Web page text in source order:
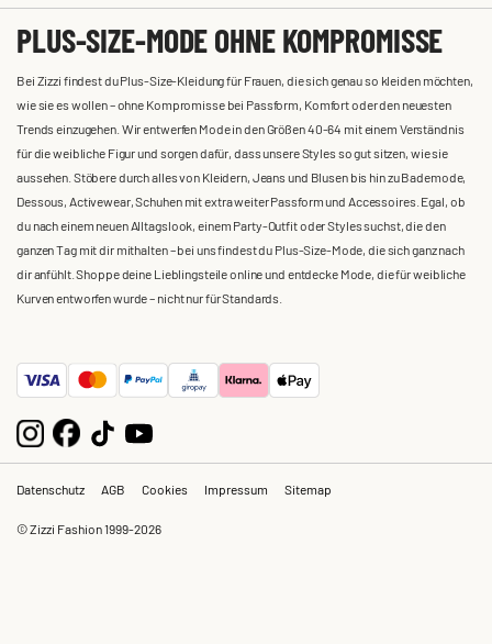
PLUS-SIZE-MODE OHNE KOMPROMISSE
Bei Zizzi findest du Plus-Size-Kleidung für Frauen, die sich genau so kleiden möchten,
wie sie es wollen – ohne Kompromisse bei Passform, Komfort oder den neuesten
Trends einzugehen. Wir entwerfen Mode in den Größen 40-64 mit einem Verständnis
für die weibliche Figur und sorgen dafür, dass unsere Styles so gut sitzen, wie sie
aussehen. Stöbere durch alles von Kleidern, Jeans und Blusen bis hin zu Bademode,
Dessous, Activewear, Schuhen mit extra weiter Passform und Accessoires. Egal, ob
du nach einem neuen Alltagslook, einem Party-Outfit oder Styles suchst, die den
ganzen Tag mit dir mithalten – bei uns findest du Plus-Size-Mode, die sich ganz nach
dir anfühlt. Shoppe deine Lieblingsteile online und entdecke Mode, die für weibliche
Kurven entworfen wurde – nicht nur für Standards.
Datenschutz AGB Cookies Impressum Sitemap
© Zizzi Fashion 1999-2026